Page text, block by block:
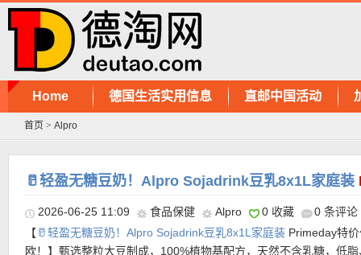
Home 德国生活实用信息 直邮中国活动
首页 > Alpro
🥛轻盈无糖豆奶！Alpro Sojadrink豆乳8x1L家庭装
2026-06-25 11:09 食品保健 Alpro 0 收藏
0 条评论
【🥛轻盈无糖豆奶！Alpro Sojadrink豆乳8x1L家庭装 Primeday特
欧！】甄选整粒大豆制成，100%植物基配方，天然不含乳糖，低